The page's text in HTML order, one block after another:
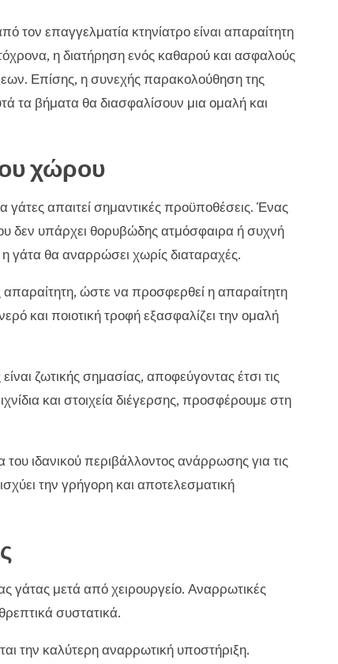
τον επαγγελματία κτηνίατρο είναι απαραίτητη
η διατήρηση ενός καθαρού και ασφαλούς
Επίσης, η συνεχής παρακολούθηση της
τα βήματα θα διασφαλίσουν μια ομαλή και
χώρου
γάτες απαιτεί σημαντικές προϋποθέσεις. Ένας
δεν υπάρχει θορυβώδης ατμόσφαιρα ή συχνή
η γάτα θα αναρρώσει χωρίς διαταραχές.
ώστε να προσφερθεί η απαραίτητη
και ποιοτική τροφή εξασφαλίζει την ομαλή
ζωτικής σημασίας, αποφεύγοντας έτσι τις
και στοιχεία διέγερσης, προσφέρουμε στη
του ιδανικού περιβάλλοντος ανάρρωσης για τις
την γρήγορη και αποτελεσματική
γάτας μετά από χειρουργείο. Αναρρωτικές
συστατικά.
την καλύτερη αναρρωτική υποστήριξη.